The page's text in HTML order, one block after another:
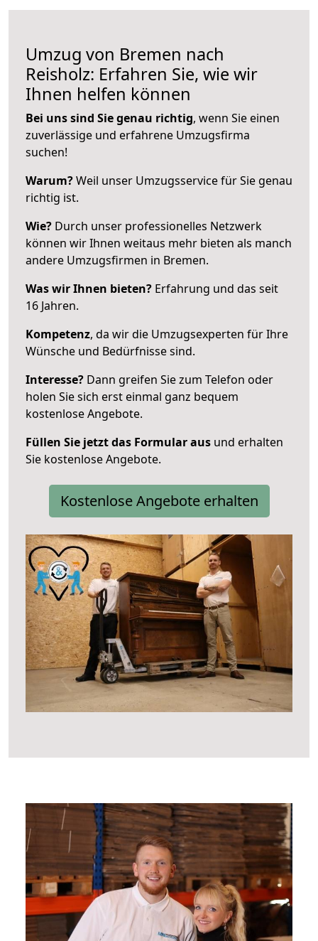
Umzug von Bremen nach
Reisholz: Erfahren Sie, wie wir
Ihnen helfen können
Bei uns sind Sie genau richtig, wenn Sie einen
zuverlässige und erfahrene Umzugsfirma
suchen!
Warum?Weil unser Umzugsservice für Sie genau
richtig ist.
Wie? Durch unser professionelles Netzwerk
können wir Ihnen weitaus mehr bieten als manch
andere Umzugsfirmen in Bremen.
Was wir Ihnen bieten? Erfahrung und das seit
16 Jahren.
Kompetenz, da wir die Umzugsexperten für Ihre
Wünsche und Bedürfnisse sind.
Interesse? Dann greifen Sie zum Telefon oder
holen Sie sich erst einmal ganz bequem
kostenlose Angebote.
Füllen Sie jetzt das Formular aus und erhalten
Sie kostenlose Angebote.
Kostenlose Angebote erhalten